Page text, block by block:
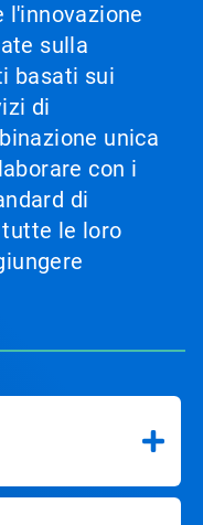
l'innovazione
sulla
basati sui
di
unica
con i
di
le loro